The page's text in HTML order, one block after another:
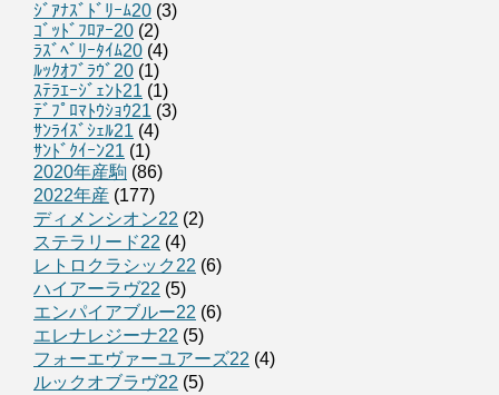
ｼﾞｱﾅｽﾞﾄﾞﾘｰﾑ20 (3)
ｺﾞｯﾄﾞﾌﾛｱｰ20 (2)
ﾗｽﾞﾍﾞﾘｰﾀｲﾑ20 (4)
ﾙｯｸｵﾌﾞﾗｳﾞ20 (1)
ｽﾃﾗｴｰｼﾞｪﾝﾄ21 (1)
ﾃﾞﾌﾟﾛﾏﾄｳｼｮｳ21 (3)
ｻﾝﾗｲｽﾞｼｪﾙ21 (4)
ｻﾝﾄﾞｸｲｰﾝ21 (1)
2020年産駒 (86)
2022年産 (177)
ディメンシオン22 (2)
ステラリード22 (4)
レトロクラシック22 (6)
ハイアーラヴ22 (5)
エンパイアブルー22 (6)
エレナレジーナ22 (5)
フォーエヴァーユアーズ22 (4)
ルックオブラヴ22 (5)